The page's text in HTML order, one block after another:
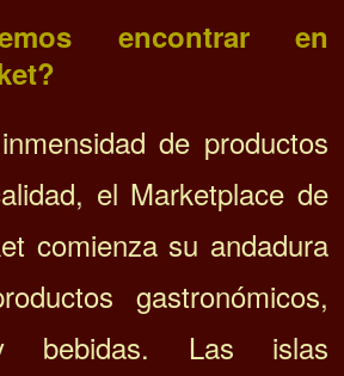
encontrar en
de productos
el Marketplace de
comienza su andadura
gastronómicos,
bebidas. Las islas